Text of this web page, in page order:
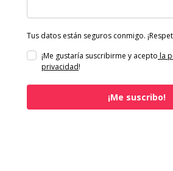
Tus datos están seguros conmigo.
¡Me gustaría suscribirme y acepto la
privacidad!
¡Me suscribo!